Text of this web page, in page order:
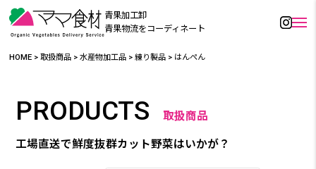
青果加工卸
青果物流をコーディネート
HOME >取扱商品 >水産物加工品 >練り製品 > はんぺん
PRODUCTS 取扱商品
工場直送で鮮度抜群カット野菜はいかが？